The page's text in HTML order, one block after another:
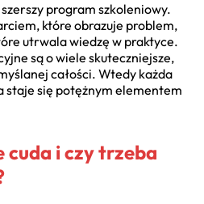
program szkoleniowy.
które obrazuje problem,
utrwala wiedzę w praktyce.
są o wiele skuteczniejsze,
całości. Wtedy każda
staje się potężnym elementem
i czy trzeba